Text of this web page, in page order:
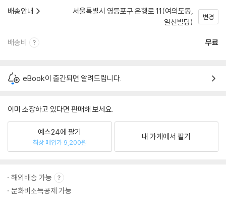
배송안내
서울특별시 영등포구 은행로 11(여의도동,
일신빌딩)
변경
배송비 무료
eBook이 출간되면 알려드립니다.
이미 소장하고 있다면 판매해 보세요.
예스24에 팔기
최상 매입가 9,200원
내 가게에서 팔기
해외배송 가능
문화비소득공제 가능